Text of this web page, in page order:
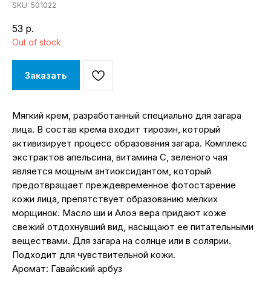
SKU: 501022
53 р.
Out of stock
Заказать
Мягкий крем, разработанный специально для загара
лица. В состав крема входит тирозин, который
активизирует процесс образования загара. Комплекс
экстрактов апельсина, витамина С, зеленого чая
является мощным антиоксидантом, который
предотвращает преждевременное фотостарение
кожи лица, препятствует образованию мелких
морщинок. Масло ши и Алоэ вера придают коже
свежий отдохнувший вид, насыщают ее питательными
веществами. Для загара на солнце или в солярии.
Подходит для чувствительной кожи.
Аромат: Гавайский арбуз